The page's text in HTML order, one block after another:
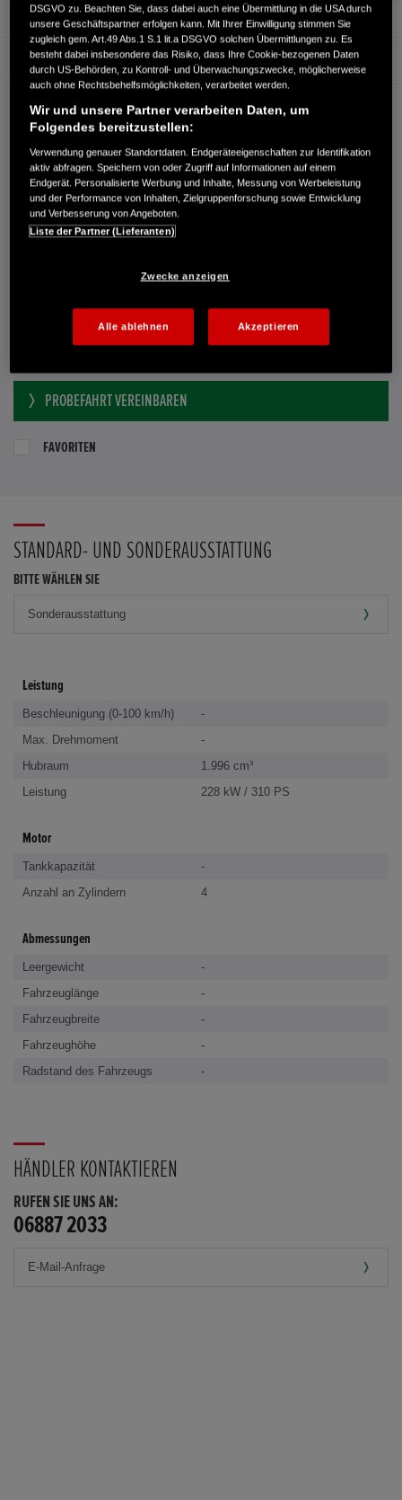
Bauart Limousine
Garantie
AUTOHAUS MÜLLER GMBH
Am Erzweg 1
RUFEN SIE UNS AN:
06887 2033
Händler kontaktieren
E-MAIL-ANFRAGE
PROBEFAHRT VEREINBAREN
FAVORITEN
STANDARD- UND SONDERAUSSTATTUNG
BITTE WÄHLEN SIE
Leistung
Beschleunigung (0-100 km/h)
-
Max. Drehmoment
-
Hubraum
1.996 cm³
Leistung
228 kW / 310 PS
Motor
Tankkapazität
-
Anzahl an Zylindern
4
Abmessungen
Leergewicht
-
Fahrzeuglänge
-
Fahrzeugbreite
-
Fahrzeughöhe
-
Radstand des Fahrzeugs
-
HÄNDLER KONTAKTIEREN
RUFEN SIE UNS AN:
06887 2033
DSGVO zu. Beachten Sie, dass dabei auch eine Übermittlung in die USA durch
unsere Geschäftspartner erfolgen kann. Mit Ihrer Einwilligung stimmen Sie
zugleich gem. Art.49 Abs.1 S.1 lit.a DSGVO solchen Übermittlungen zu. Es
besteht dabei insbesondere das Risiko, dass Ihre Cookie-bezogenen Daten
durch US-Behörden, zu Kontroll- und Überwachungszwecke, möglicherweise
auch ohne Rechtsbehelfsmöglichkeiten, verarbeitet werden.
Wir und unsere Partner verarbeiten Daten, um
Folgendes bereitzustellen:
Verwendung genauer Standortdaten. Endgeräteeigenschaften zur Identifikation
aktiv abfragen. Speichern von oder Zugriff auf Informationen auf einem
Endgerät. Personalisierte Werbung und Inhalte, Messung von Werbeleistung
und der Performance von Inhalten, Zielgruppenforschung sowie Entwicklung
und Verbesserung von Angeboten.
Liste der Partner (Lieferanten)
Zwecke anzeigen
Alle ablehnen Akzeptieren